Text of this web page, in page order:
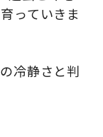
っていきま
冷静さと判